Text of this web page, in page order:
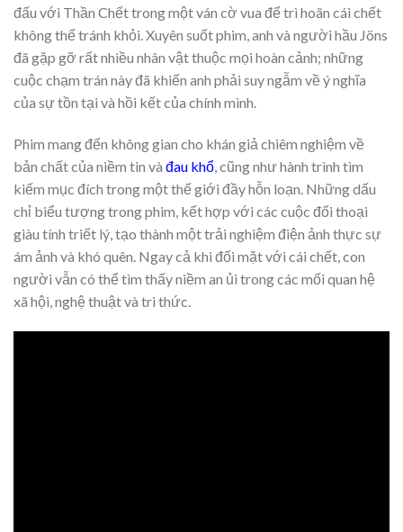
đấu với Thần Chết trong một ván cờ vua để trì hoãn cái chết
không thể tránh khỏi. Xuyên suốt phim, anh và người hầu Jöns
đã gặp gỡ rất nhiều nhân vật thuộc mọi hoàn cảnh; những
cuộc chạm trán này đã khiến anh phải suy ngẫm về ý nghĩa
của sự tồn tại và hồi kết của chính mình.
Phim mang đến không gian cho khán giả chiêm nghiệm về
bản chất của niềm tin và đau khổ, cũng như hành trình tìm
kiếm mục đích trong một thế giới đầy hỗn loạn. Những dấu
chỉ biểu tượng trong phim, kết hợp với các cuộc đối thoại
giàu tính triết lý, tạo thành một trải nghiệm điện ảnh thực sự
ám ảnh và khó quên. Ngay cả khi đối mặt với cái chết, con
người vẫn có thể tìm thấy niềm an ủi trong các mối quan hệ
xã hội, nghệ thuật và tri thức.